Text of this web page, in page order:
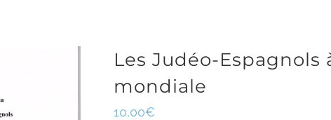
Les Judéo-
mondiale
10,00€